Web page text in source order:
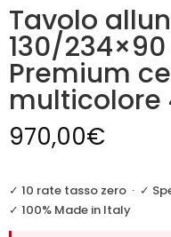
Tavolo
130/
Premium
multicolore
970,00€
✓ 10 rate tasso zero · ✓
✓ 100% Made in Italy